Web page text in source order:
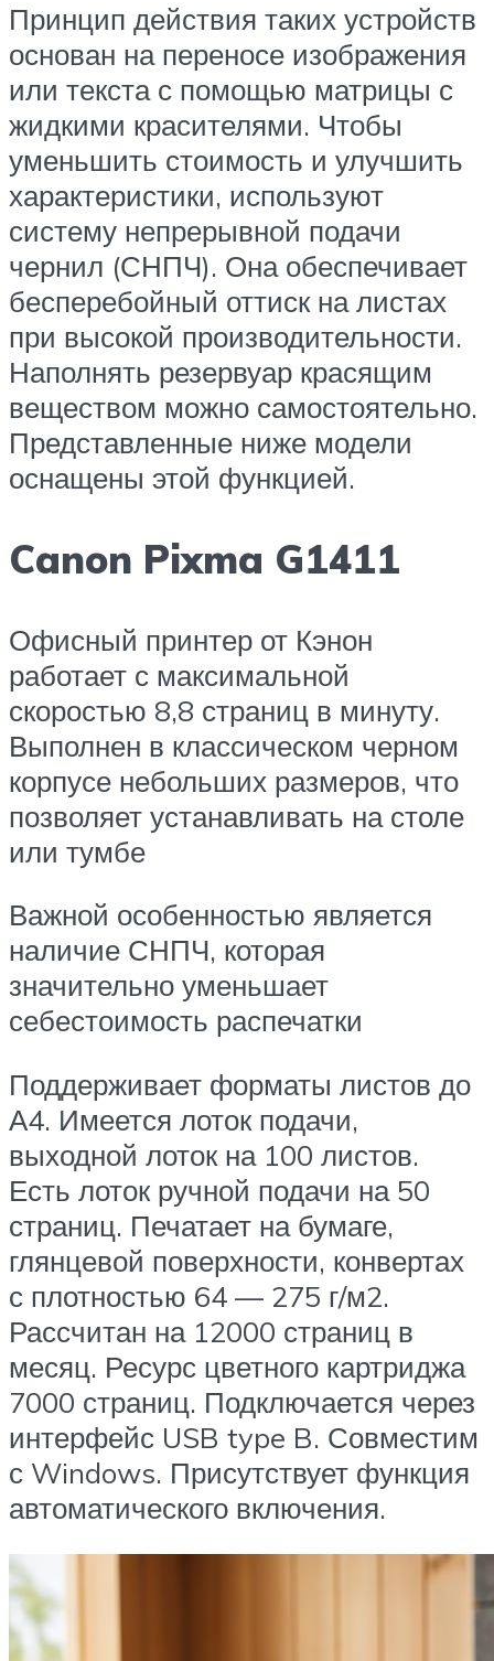
Принцип действия таких устройств
основан на переносе изображения
или текста с помощью матрицы с
жидкими красителями. Чтобы
уменьшить стоимость и улучшить
характеристики, используют
систему непрерывной подачи
чернил (СНПЧ). Она обеспечивает
бесперебойный оттиск на листах
при высокой производительности.
Наполнять резервуар красящим
веществом можно самостоятельно.
Представленные ниже модели
оснащены этой функцией.
Canon Pixma G1411
Офисный принтер от Кэнон
работает с максимальной
скоростью 8,8 страниц в минуту.
Выполнен в классическом черном
корпусе небольших размеров, что
позволяет устанавливать на столе
или тумбе
Важной особенностью является
наличие СНПЧ, которая
значительно уменьшает
себестоимость распечатки
Поддерживает форматы листов до
А4. Имеется лоток подачи,
выходной лоток на 100 листов.
Есть лоток ручной подачи на 50
страниц. Печатает на бумаге,
глянцевой поверхности, конвертах
с плотностью 64 — 275 г/м2.
Рассчитан на 12000 страниц в
месяц. Ресурс цветного картриджа
7000 страниц. Подключается через
интерфейс USB type B. Совместим
с Windows. Присутствует функция
автоматического включения.